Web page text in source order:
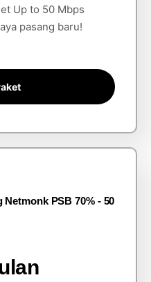
Up to 50 Mbps
pasang baru!
PSB 70% - 50